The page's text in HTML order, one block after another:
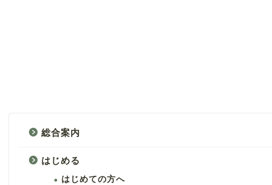
総合案内
はじめる
はじめての方へ